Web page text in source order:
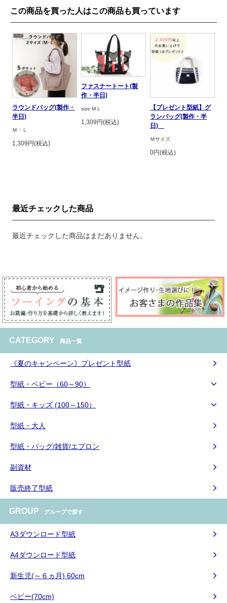
この商品を買った人はこの商品も買っています
ラウンドバッグ(製作・
半日)
Ｍ・Ｌ
1,309円(税込)
ファスナートート(製
作・半日)
size M L
1,309円(税込)
【プレゼント型紙】グ
ランバッグ(製作・半
日)
Ｍサイズ
0円(税込)
最近チェックした商品
最近チェックした商品はまだありません。
CATEGORY 商品一覧
《夏のキャンペーン》プレゼント型紙
型紙・ベビー（60～90）
型紙・キッズ (100～150）
型紙・大人
型紙・バッグ/雑貨/エプロン
副資材
販売終了型紙
GROUP グループで探す
A3ダウンロード型紙
A4ダウンロード型紙
新生児(～６ヵ月) 60cm
ベビー(70cm)